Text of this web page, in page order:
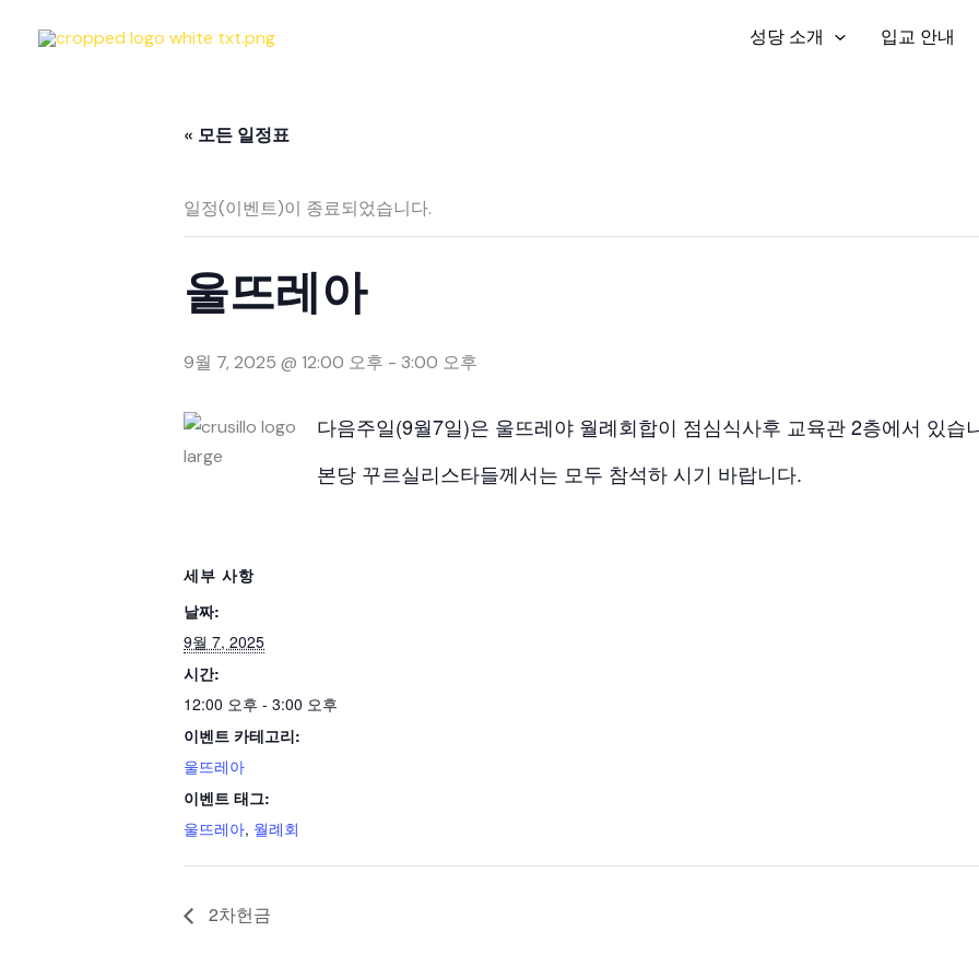
성당 소개 입교 안내
« 모든 일정표
일정(이벤트)이 종료되었습니다.
울뜨레아
9월 7, 2025 @ 12:00 오후 - 3:00 오후
다음주일(9월7일)은 울뜨레야 월례회합이 점심식사후 교육관 2층에서 있습
본당 꾸르실리스타들께서는 모두 참석하 시기 바랍니다.
세부 사항
날짜:
9월 7, 2025
시간:
12:00 오후 - 3:00 오후
이벤트 카테고리:
울뜨레아
이벤트 태그:
울뜨레아, 월례회
2차헌금